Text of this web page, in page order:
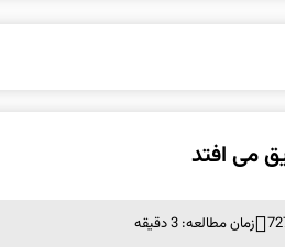
زمان مطالعه: 3 دقیقه